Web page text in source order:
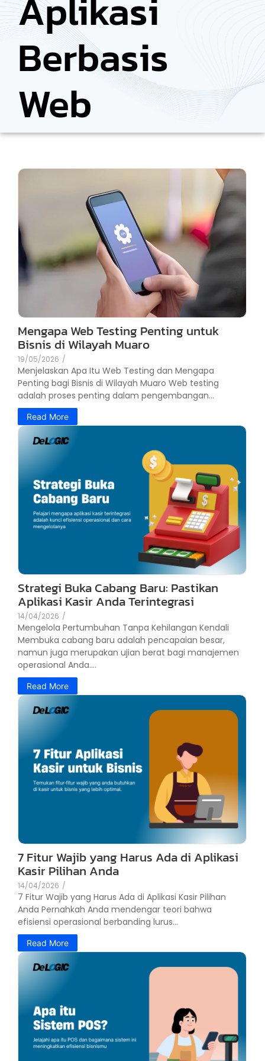
Berbasis
Web
Mengapa Web Testing Penting untuk
Bisnis di Wilayah Muaro
19/05/2026 /
Menjelaskan Apa Itu Web Testing dan Mengapa
Penting bagi Bisnis di Wilayah Muaro Web testing
adalah proses penting dalam pengembangan...
Read More
Strategi Buka Cabang Baru: Pastikan
Aplikasi Kasir Anda Terintegrasi
14/04/2026 /
Mengelola Pertumbuhan Tanpa Kehilangan Kendali
Membuka cabang baru adalah pencapaian besar,
namun juga merupakan ujian berat bagi manajemen
operasional Anda....
Read More
7 Fitur Wajib yang Harus Ada di Aplikasi
Kasir Pilihan Anda
14/04/2026 /
7 Fitur Wajib yang Harus Ada di Aplikasi Kasir Pilihan
Anda Pernahkah Anda mendengar teori bahwa
efisiensi operasional berbanding lurus...
Read More